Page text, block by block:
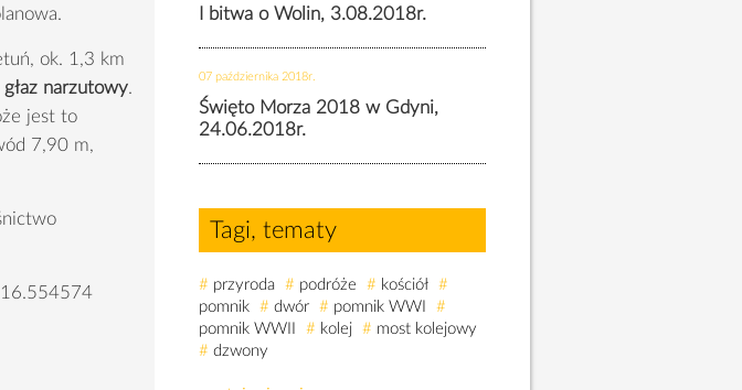
ok. 1,3 km
głaz narzutowy.
jest to
7,90 m,
I bitwa o Wolin, 3.08.2018r.
07 października 2018r.
Święto Morza 2018 w Gdyni,
24.06.2018r.
Tagi, tematy
# przyroda # podróże # kościół #
pomnik # dwór # pomnik WWI
#
pomnik WWII
# kolej # most kolejowy
# dzwony